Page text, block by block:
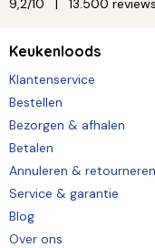
9,2/10 13.500 reviews
Keukenloods
Klantenservice
Bestellen
Bezorgen & afhalen
Betalen
Annuleren & retourneren
Service & garantie
Blog
Over ons